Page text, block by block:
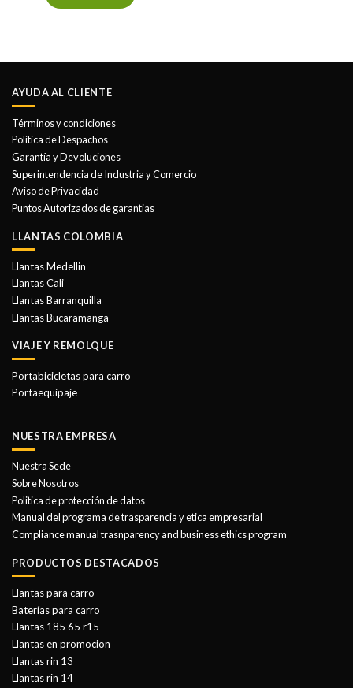
múltiples
Las
elegir
en
la
página
de
AYUDA AL CLIENTE
Términos y condiciones
Política de Despachos
Garantía y Devoluciones
Superintendencia de Industria y Comercio
Aviso de Privacidad
Puntos Autorizados de garantias
LLANTAS COLOMBIA
Llantas Medellin
Llantas Cali
Llantas Barranquilla
Llantas Bucaramanga
VIAJE Y REMOLQUE
Portabicicletas para carro
Portaequipaje
NUESTRA EMPRESA
Nuestra Sede
Sobre Nosotros
Politica de protección de datos
Manual del programa de trasparencia y etica empresarial
Compliance manual trasnparency and business ethics program
PRODUCTOS DESTACADOS
Llantas para carro
Baterías para carro
Llantas 185 65 r15
Llantas en promocion
Llantas rin 13
Llantas rin 14